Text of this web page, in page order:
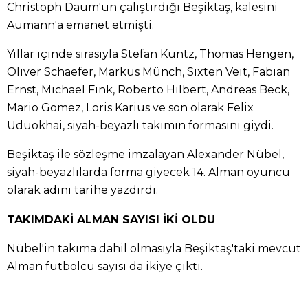
Christoph Daum'un çalıştırdığı Beşiktaş, kalesini
Aumann'a emanet etmişti.
Yıllar içinde sırasıyla Stefan Kuntz, Thomas Hengen,
Oliver Schaefer, Markus Münch, Sixten Veit, Fabian
Ernst, Michael Fink, Roberto Hilbert, Andreas Beck,
Mario Gomez, Loris Karius ve son olarak Felix
Uduokhai, siyah-beyazlı takımın formasını giydi.
Beşiktaş ile sözleşme imzalayan Alexander Nübel,
siyah-beyazlılarda forma giyecek 14. Alman oyuncu
olarak adını tarihe yazdırdı.
TAKIMDAKİ ALMAN SAYISI İKİ OLDU
Nübel'in takıma dahil olmasıyla Beşiktaş'taki mevcut
Alman futbolcu sayısı da ikiye çıktı.